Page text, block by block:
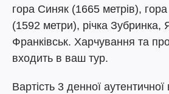
гора Синяк (1665 метрів),
(1592 метри), річка Зубринка,
Франківськ. Харчування та
входить в ваш тур.
Вартість 3 денної аутентичної